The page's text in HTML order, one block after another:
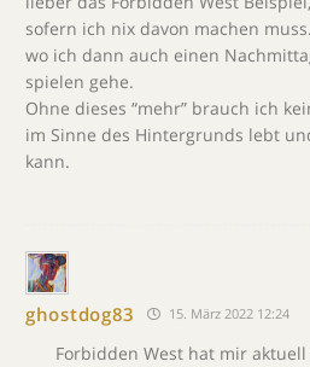
sofern ich nix davon machen
wo ich dann auch einen
spielen gehe.
Ohne dieses “mehr” brauch ich
im Sinne des Hintergrunds lebt
kann.
ghostdog83 15. März 2022 12:24
Forbidden West hat mir